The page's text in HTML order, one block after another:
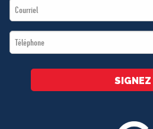
Email
*
Téléphone
*
SIGNEZ